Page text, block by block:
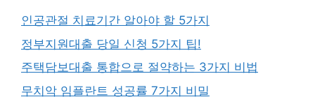
인공관절 치료기간 알아야 할 5가지
정부지원대출 당일 신청 5가지 팁!
주택담보대출 통합으로 절약하는 3가지 비법
무치악 임플란트 성공률 7가지 비밀